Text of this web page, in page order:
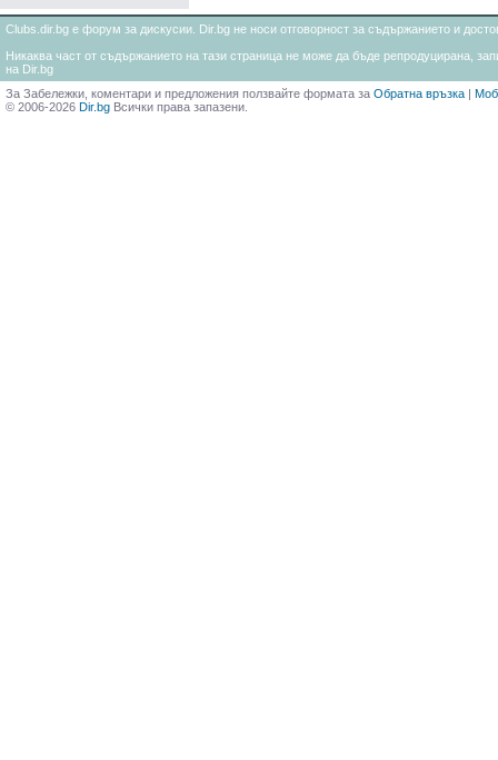
Clubs.dir.bg е форум за дискусии. Dir.bg не носи отговорност за съдържанието и
Никаква част от съдържанието на тази страница не може да бъде репродуцирана,
на Dir.bg
За Забележки, коментари и предложения ползвайте формата за Обратна връзка |
© 2006-2026 Dir.bg Всички права запазени.